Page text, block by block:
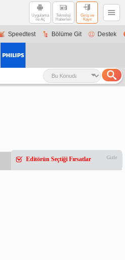
Uygulama
ile Aç
Teknoloji
Haberleri
Giriş ve
Kayıt
Speedtest Bölüme Git Destek
Editörün Seçtiği Fırsatlar Gizle